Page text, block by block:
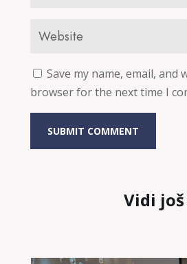
Save my name, email, and
browser for the next time I
SUBMIT COMMENT
Vidi još